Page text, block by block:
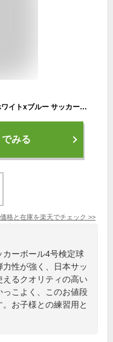
【楽天最安値に挑戦!】手縫い検定4号球 ホワイトxブルー サッカーボール トラップ シュート パス リフティング 練習 フットボール MIKASA ミカサ ジュニア キッズ
みる
価格と在庫を楽天でチェック >>
ーボール4号検定球
性が強く、日本サッ
るクオリティの高い
こよく、このお値段
お子様との練習用と